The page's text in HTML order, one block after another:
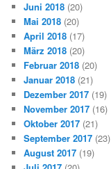
Juni 2018 (20)
Mai 2018 (20)
April 2018 (17)
März 2018 (20)
Februar 2018 (20)
Januar 2018 (21)
Dezember 2017 (19)
November 2017 (16)
Oktober 2017 (21)
September 2017 (23)
August 2017 (19)